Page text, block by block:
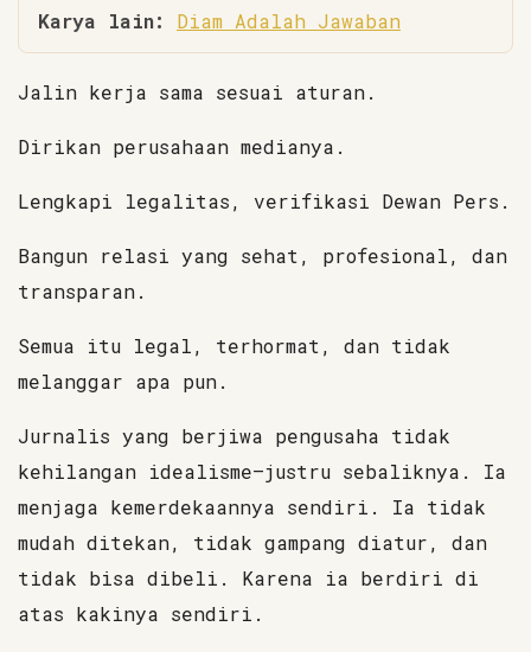
Karya lain: Diam Adalah Jawaban
Jalin kerja sama sesuai aturan.
Dirikan perusahaan medianya.
Lengkapi legalitas, verifikasi Dewan Pers.
Bangun relasi yang sehat, profesional, dan
transparan.
Semua itu legal, terhormat, dan tidak
melanggar apa pun.
Jurnalis yang berjiwa pengusaha tidak
kehilangan idealisme—justru sebaliknya. Ia
menjaga kemerdekaannya sendiri. Ia tidak
mudah ditekan, tidak gampang diatur, dan
tidak bisa dibeli. Karena ia berdiri di
atas kakinya sendiri.